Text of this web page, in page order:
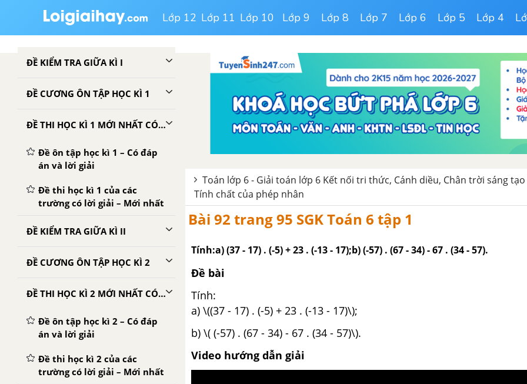
Lớp 12 Lớp 11 Lớp 10 Lớp 9 Lớp 8 Lớp 7 Lớp 6 Lớp 5 Lớp 4
ĐỀ KIỂM TRA GIỮA KÌ I
ĐỀ CƯƠNG ÔN TẬP HỌC KÌ 1
ĐỀ THI HỌC KÌ 1 MỚI NHẤT CÓ LỜI GIẢI
Đề ôn tập học kì 1 – Có đáp
án và lời giải
Đề thi học kì 1 của các
trường có lời giải – Mới nhất
ĐỀ KIỂM TRA GIỮA KÌ II
ĐỀ CƯƠNG ÔN TẬP HỌC KÌ 2
ĐỀ THI HỌC KÌ 2 MỚI NHẤT CÓ LỜI GIẢI
Đề ôn tập học kì 2 – Có đáp
án và lời giải
Đề thi học kì 2 của các
trường có lời giải – Mới nhất
Toán lớp 6 - Giải toán lớp 6 Kết nối tri thức, Cánh diều, Chân trời sáng tạo
Tính chất của phép nhân
Bài 92 trang 95 SGK Toán 6 tập 1
Tính:a) (37 - 17) . (-5) + 23 . (-13 - 17);b) (-57) . (67 - 34) - 67 . (34 - 57).
Đề bài
Tính:
a) \((37 - 17) . (-5) + 23 . (-13 - 17)\);
b) \( (-57) . (67 - 34) - 67 . (34 - 57)\).
Video hướng dẫn giải